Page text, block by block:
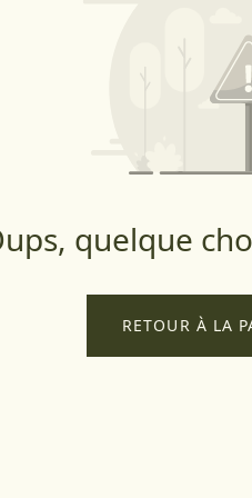
quelque
RETOUR À LA